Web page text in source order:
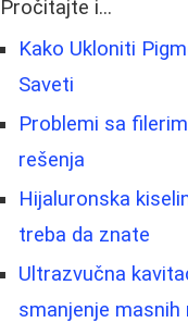
Pročitajte i...
Kako Ukloniti
Saveti
Problemi sa
rešenja
Hijaluronska
treba da znate
Ultrazvučna
smanjenje masnih